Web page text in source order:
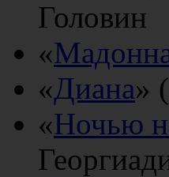
Головин
«
«Диана»
«Ночью